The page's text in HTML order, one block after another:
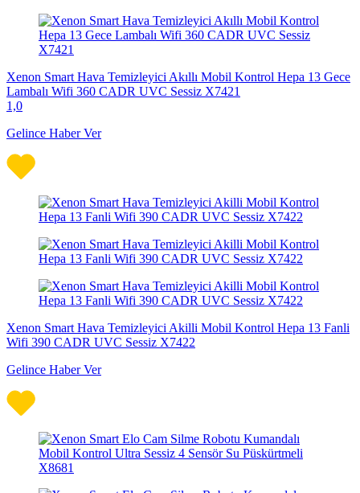
Xenon Smart Hava Temizleyici Akıllı Mobil Kontrol Hepa 13 Gece
Lambalı Wifi 360 CADR UVC Sessiz X7421
1,0
Gelince Haber Ver
Xenon Smart Hava Temizleyici Akilli Mobil Kontrol Hepa 13 Fanli
Wifi 390 CADR UVC Sessiz X7422
Gelince Haber Ver